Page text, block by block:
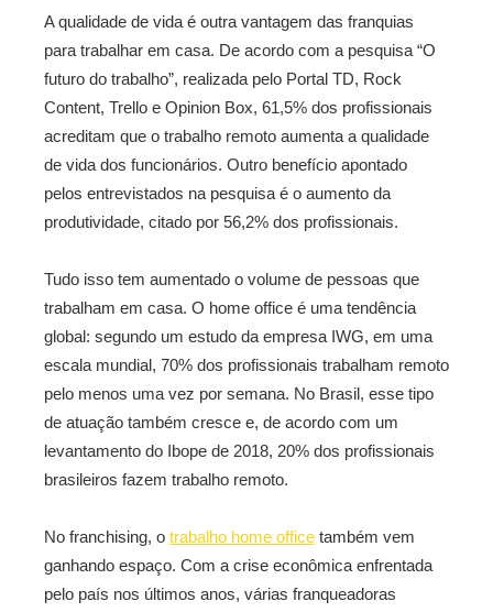
A qualidade de vida é outra vantagem das franquias
para trabalhar em casa. De acordo com a pesquisa “O
futuro do trabalho”, realizada pelo Portal TD, Rock
Content, Trello e Opinion Box, 61,5% dos profissionais
acreditam que o trabalho remoto aumenta a qualidade
de vida dos funcionários. Outro benefício apontado
pelos entrevistados na pesquisa é o aumento da
produtividade, citado por 56,2% dos profissionais.
Tudo isso tem aumentado o volume de pessoas que
trabalham em casa. O home office é uma tendência
global: segundo um estudo da empresa IWG, em uma
escala mundial, 70% dos profissionais trabalham remoto
pelo menos uma vez por semana. No Brasil, esse tipo
de atuação também cresce e, de acordo com um
levantamento do Ibope de 2018, 20% dos profissionais
brasileiros fazem trabalho remoto.
No franchising, o trabalho home office também vem
ganhando espaço. Com a crise econômica enfrentada
pelo país nos últimos anos, várias franqueadoras